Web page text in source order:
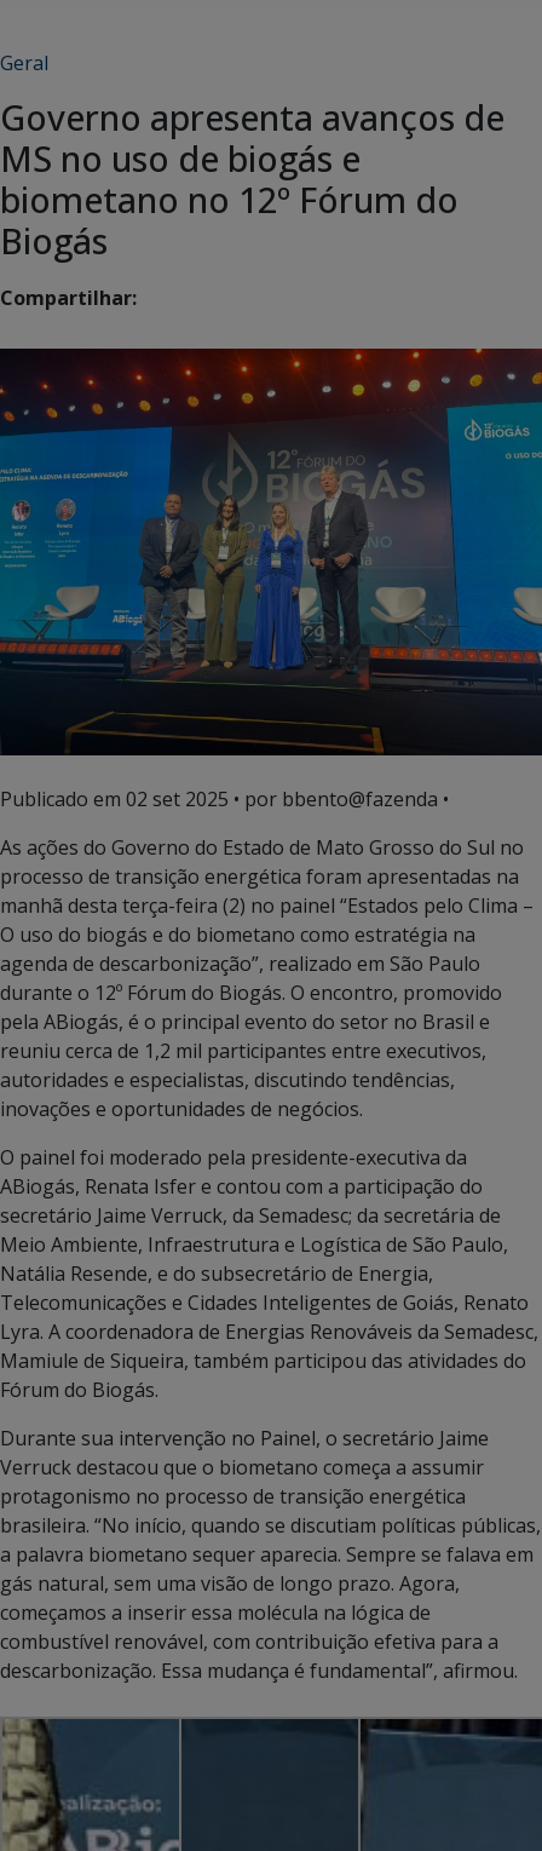
Geral
Governo apresenta avanços de
MS no uso de biogás e
biometano no 12º Fórum do
Biogás
Compartilhar:
Publicado em 02 set 2025 • por bbento@fazenda •
As ações do Governo do Estado de Mato Grosso do Sul no
processo de transição energética foram apresentadas na
manhã desta terça-feira (2) no painel “Estados pelo Clima –
O uso do biogás e do biometano como estratégia na
agenda de descarbonização”, realizado em São Paulo
durante o 12º Fórum do Biogás. O encontro, promovido
pela ABiogás, é o principal evento do setor no Brasil e
reuniu cerca de 1,2 mil participantes entre executivos,
autoridades e especialistas, discutindo tendências,
inovações e oportunidades de negócios.
O painel foi moderado pela presidente-executiva da
ABiogás, Renata Isfer e contou com a participação do
secretário Jaime Verruck, da Semadesc; da secretária de
Meio Ambiente, Infraestrutura e Logística de São Paulo,
Natália Resende, e do subsecretário de Energia,
Telecomunicações e Cidades Inteligentes de Goiás, Renato
Lyra. A coordenadora de Energias Renováveis da Semadesc,
Mamiule de Siqueira, também participou das atividades do
Fórum do Biogás.
Durante sua intervenção no Painel, o secretário Jaime
Verruck destacou que o biometano começa a assumir
protagonismo no processo de transição energética
brasileira. “No início, quando se discutiam políticas públicas,
a palavra biometano sequer aparecia. Sempre se falava em
gás natural, sem uma visão de longo prazo. Agora,
começamos a inserir essa molécula na lógica de
combustível renovável, com contribuição efetiva para a
descarbonização. Essa mudança é fundamental”, afirmou.